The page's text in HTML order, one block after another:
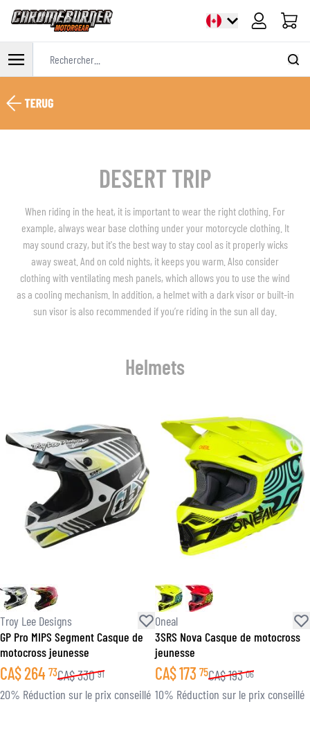
Panier
DESERT TRIP
When riding in the heat, it is important to wear the right clothing. For
example, always wear base clothing under your motorcycle clothing. It
may sound crazy, but it's the best way to stay cool as it properly wicks
away sweat. And on cold nights, it keeps you warm. Also consider
clothing with ventilating mesh panels, which allows you to use the wind
as a cooling mechanism. In addition, a helmet with a dark visor or built-in
sun visor is also recommended if you’re riding in the sun all day.
Helmets
Troy Lee Designs
GP Pro MIPS Segment Casque de
motocross jeunesse
CA$264 73CA$330 91
20% Réduction sur le prix conseillé
Oneal
3SRS Nova Casque de motocross
jeunesse
CA$173 75CA$193 06
10% Réduction sur le prix conseillé